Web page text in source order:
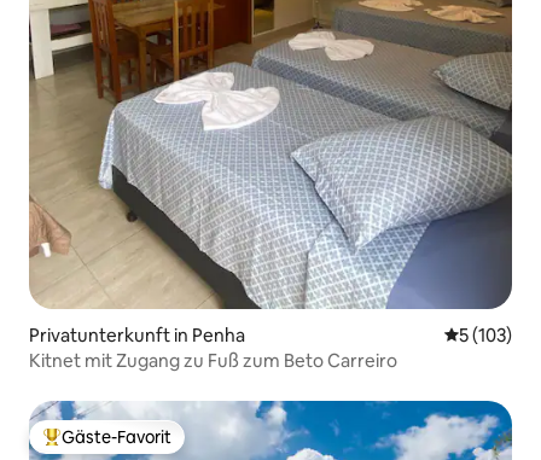
Privatunterkunft in Penha
5 (103)
Kitnet mit Zugang zu Fuß zum Beto Carreiro
Beliebter Gäste-Favorit.
Gäste-Favorit